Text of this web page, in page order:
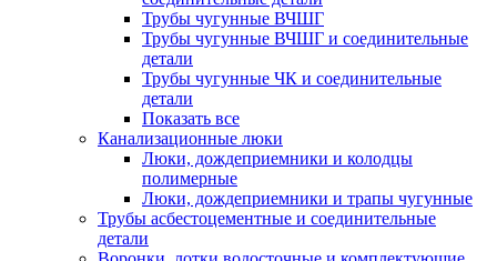
Трубы чугунные ВЧШГ
Трубы чугунные ВЧШГ и соединительные
детали
Трубы чугунные ЧК и соединительные
детали
Показать все
Канализационные люки
Люки, дождеприемники и колодцы
полимерные
Люки, дождеприемники и трапы чугунные
Трубы асбестоцементные и соединительные
детали